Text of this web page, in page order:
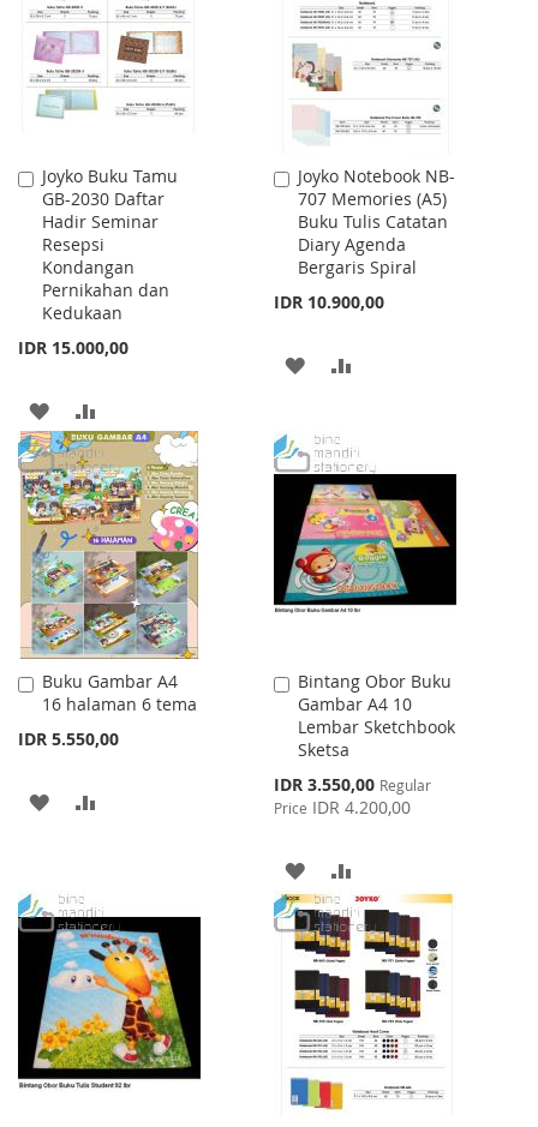
LIST
LIST
Joyko Buku Tamu
GB-2030 Daftar
Hadir Seminar
Resepsi
Kondangan
Pernikahan dan
Kedukaan
IDR 15.000,00
Add
to
Cart
ADD
TO
WISH
LIST
TO
COMPARE
Joyko Notebook NB-
707 Memories (A5)
Buku Tulis Catatan
Diary Agenda
Bergaris Spiral
IDR 10.900,00
Add
to
Cart
ADD
WISH
LIST
COMPARE
Buku Gambar A4
16 halaman 6 tema
IDR 5.550,00
Add
to
ADD
LIST
Bintang Obor Buku
Gambar A4 10
Lembar Sketchbook
Sketsa
Special
Price
IDR 3.550,00 Regular
Price IDR 4.200,00
Add
to
Cart
ADD
TO
WISH
LIST
TO
COMPARE